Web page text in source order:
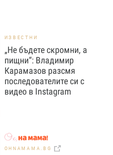
ИЗВЕСТНИ
„Не бъдете скромни, а
пищни“: Владимир
Карамазов разсмя
последователите си с
видео в Instagram
OHNAMAMA.BG